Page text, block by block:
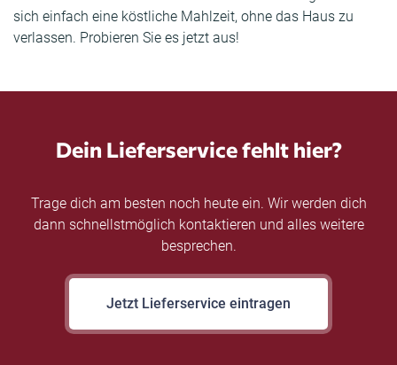
sich einfach eine köstliche Mahlzeit, ohne das Haus zu
verlassen. Probieren Sie es jetzt aus!
Dein Lieferservice fehlt hier?
Trage dich am besten noch heute ein. Wir werden dich
dann schnellstmöglich kontaktieren und alles weitere
besprechen.
Jetzt Lieferservice eintragen